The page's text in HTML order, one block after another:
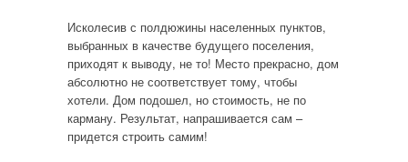
Исколесив с полдюжины населенных пунктов,
выбранных в качестве будущего поселения,
приходят к выводу, не то! Место прекрасно, дом
абсолютно не соответствует тому, чтобы
хотели. Дом подошел, но стоимость, не по
карману. Результат, напрашивается сам –
придется строить самим!